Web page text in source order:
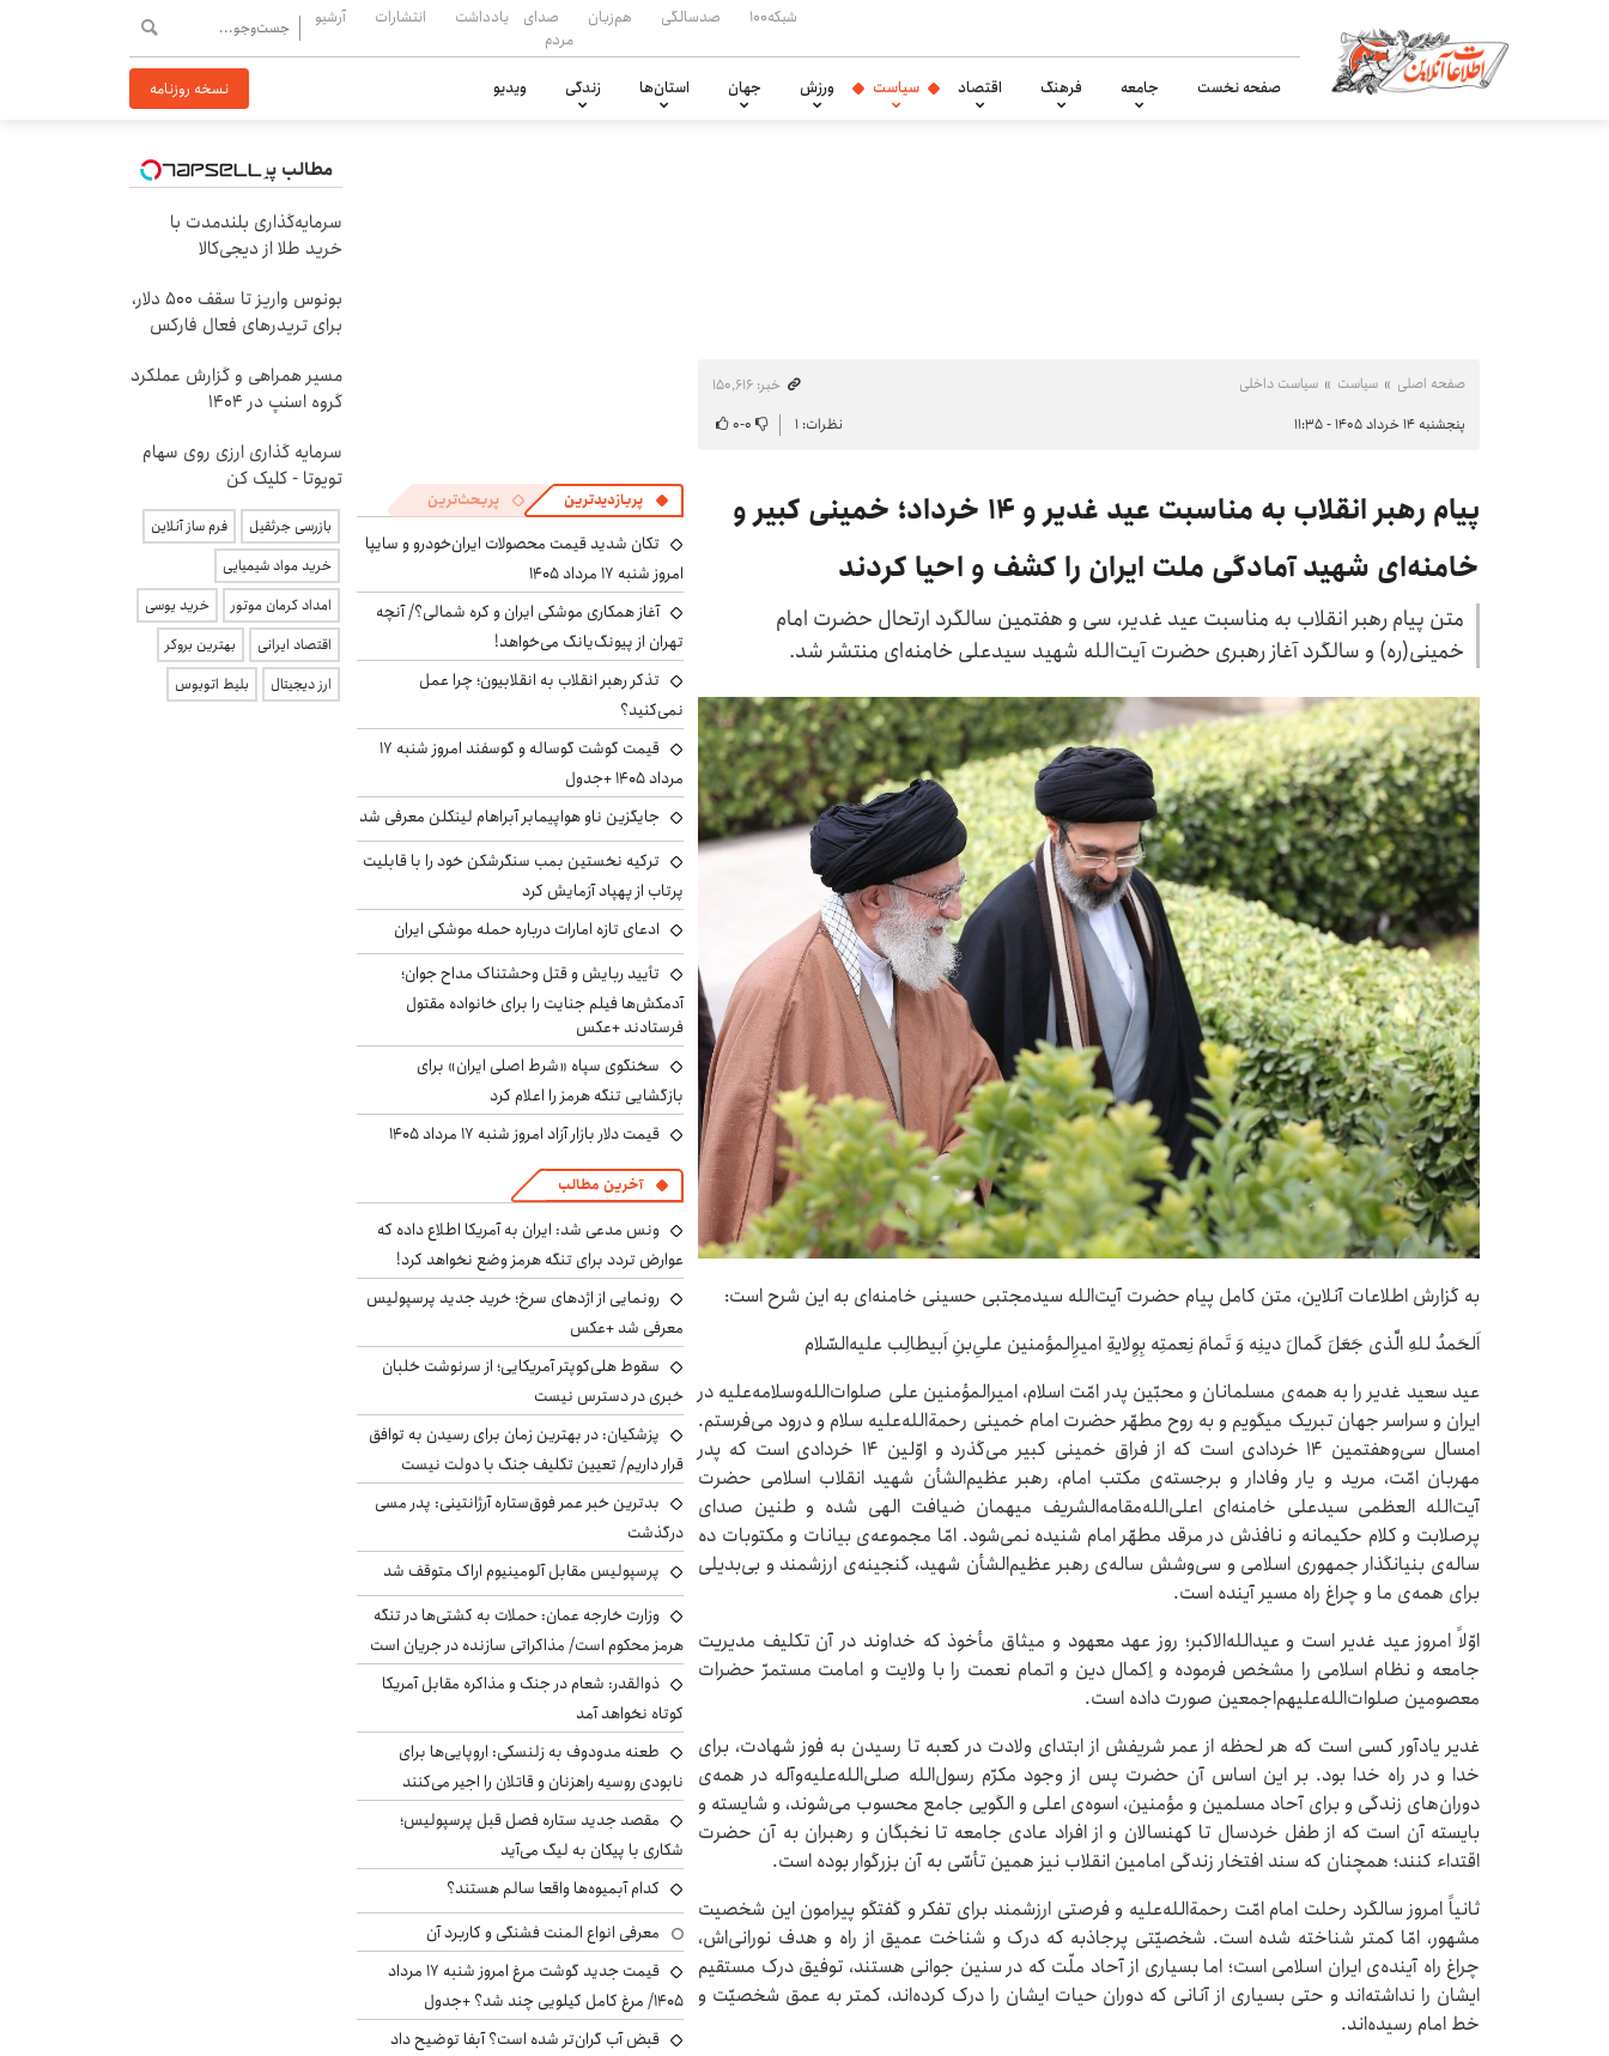
شبکه۱۰۰ صدسالگی هم‌زبان
صدای
مردم
یادداشت انتشارات آرشیو
صفحه نخست جامعه فرهنگ اقتصاد سیاست ورزش جهان استان‌ها زندگی ویدیو نسخه روزنامه
صفحه اصلی سیاست سیاست داخلی
خبر: ۱۵۰٬۶۱۶
پنجشنبه ۱۴ خرداد ۱۴۰۵ - ۱۱:۳۵
نظرات: ۱ ۰-۰
پیام رهبر انقلاب به مناسبت عید غدیر و ۱۴ خرداد؛ خمینی کبیر و
خامنه‌ای شهید آمادگی ملت ایران را کشف و احیا کردند
متن پیام رهبر انقلاب به مناسبت عید غدیر، سی و هفتمین سالگرد ارتحال حضرت امام
خمینی(ره) و سالگرد آغاز رهبری حضرت آیت‌الله شهید سیدعلی خامنه‌ای منتشر شد.
به گزارش اطلاعات آنلاین، متن کامل پیام حضرت آیت‌الله سیدمجتبی حسینی خامنه‌ای به این شرح است:
اَلحَمدُ للهِ الَّذی جَعَلَ کَمالَ دینِه وَ تَمامَ نِعمتِه بِوِلایةِ امیرِالمؤمنین علیِ‌بنِ اَبیطالِب علیه‌السّلام
عید سعید غدیر را به همه‌ی مسلمانان و محبّین پدر امّت اسلام، امیرالمؤمنین علی صلوات‌الله‌وسلامه‌علیه در
ایران و سراسر جهان تبریک میگویم و به روح مطهّر حضرت امام خمینی رحمة‌الله‌علیه سلام و درود می‌فرستم.
امسال سی‌وهفتمین ۱۴ خردادی است که از فراق خمینی کبیر می‌گذرد و اوّلین ۱۴ خردادی است که پدر
مهربان امّت، مرید و یار وفادار و برجسته‌ی مکتب امام، رهبر عظیم‌الشأن شهید انقلاب اسلامی حضرت
آیت‌الله العظمی سیدعلی خامنه‌ای اعلی‌الله‌مقامه‌الشریف میهمان ضیافت الهی شده و طنین صدای
پرصلابت و کلام حکیمانه و نافذش در مرقد مطهّر امام شنیده نمی‌شود. امّا مجموعه‌ی بیانات و مکتوبات ده‌
ساله‌ی بنیانگذار جمهوری اسلامی و سی‌وشش‌ ساله‌ی رهبر عظیم‌الشأن شهید، گنجینه‌ی ارزشمند و بی‌بدیلی
برای همه‌ی ما و چراغ راه مسیر آینده است.
اوّلاً امروز عید غدیر است و عیدالله‌الاکبر؛ روز عهد معهود و میثاق مأخوذ که خداوند در آن تکلیف مدیریت
جامعه و نظام اسلامی را مشخص فرموده و اِکمال دین و اتمام نعمت را با ولایت و امامت مستمرّ حضرات
معصومین صلوات‌الله‌علیهم‌اجمعین صورت داده است.
غدیر یادآور کسی است که هر لحظه از عمر شریفش از ابتدای ولادت در کعبه تا رسیدن به فوز شهادت، برای
خدا و در راه خدا بود. بر این اساس آن حضرت پس از وجود مکرّم رسول‌الله صلی‌الله‌علیه‌وآله در همه‌ی
دوران‌های زندگی و برای آحاد مسلمین و مؤمنین، اسوه‌ی اعلی و الگویی جامع محسوب می‌شوند، و شایسته و
بایسته آن است که از طفل خردسال تا کهنسالان و از افراد عادی جامعه تا نخبگان و رهبران به آن حضرت
اقتداء کنند؛ همچنان که سند افتخار زندگی امامین انقلاب نیز همین تأسّی به آن بزرگوار بوده است.
ثانیاً امروز سالگرد رحلت امام امّت رحمة‌الله‌علیه و فرصتی ارزشمند برای تفکر و گفتگو پیرامون این شخصیت
مشهور، امّا کمتر شناخته شده است. شخصیّتی پرجاذبه که درک و شناخت عمیق از راه و هدف نورانی‌اش،
چراغ راه آینده‌ی ایران اسلامی است؛ اما بسیاری از آحاد ملّت که در سنین جوانی هستند، توفیق درک مستقیم
ایشان را نداشته‌اند و حتی بسیاری از آنانی که دوران حیات ایشان را درک کرده‌اند، کمتر به عمق شخصیّت و
خط امام رسیده‌اند.
پربازدیدترین پربحث‌ترین
تکان شدید قیمت محصولات ایران‌خودرو و سایپا
امروز شنبه ۱۷ مرداد ۱۴۰۵
آغاز همکاری موشکی ایران و کره شمالی؟/ آنچه
تهران از پیونگ‌یانگ می‌خواهد!
تذکر رهبر انقلاب به انقلابیون؛ چرا عمل
نمی‌کنید؟
قیمت گوشت گوساله و گوسفند امروز شنبه ۱۷
مرداد ۱۴۰۵ +جدول
جایگزین ناو هواپیمابر آبراهام لینکلن معرفی شد
ترکیه نخستین بمب سنگرشکن خود را با قابلیت
پرتاب از پهپاد آزمایش کرد
ادعای تازه امارات درباره حمله موشکی ایران
تأیید ربایش و قتل وحشتناک مداح جوان؛
آدمکش‌ها فیلم جنایت را برای خانواده مقتول
فرستادند +عکس
سخنگوی سپاه «شرط اصلی ایران» برای
بازگشایی تنگه هرمز را اعلام کرد
قیمت دلار بازار آزاد امروز شنبه ۱۷ مرداد ۱۴۰۵
آخرین مطالب
ونس مدعی شد: ایران به آمریکا اطلاع داده که
عوارض تردد برای تنگه هرمز وضع نخواهد کرد!
رونمایی از اژدهای سرخ؛ خرید جدید پرسپولیس
معرفی شد +عکس
سقوط هلی‌کوپتر آمریکایی؛ از سرنوشت خلبان
خبری در دسترس نیست
پزشکیان‌: در بهترین زمان برای رسیدن به توافق
قرار داریم/ تعیین تکلیف جنگ با دولت نیست
بدترین خبر عمر فوق‌ستاره آرژانتینی: پدر مسی
درگذشت
پرسپولیس مقابل آلومینیوم اراک متوقف شد
وزارت خارجه عمان: حملات به کشتی‌ها در تنگه
هرمز محکوم است/ مذاکراتی سازنده در جریان است
ذوالقدر: شعام در جنگ و مذاکره مقابل آمریکا
کوتاه نخواهد آمد
طعنه مدودوف به زلنسکی: اروپایی‌ها برای
نابودی روسیه راهزنان و قاتلان را اجیر می‌کنند
مقصد جدید ستاره فصل قبل پرسپولیس؛
شکاری با پیکان به لیگ می‌آید
کدام آبمیوه‌ها واقعا سالم هستند؟
معرفی انواع المنت فشنگی و کاربرد آن
قیمت جدید گوشت مرغ امروز شنبه ۱۷ مرداد
۱۴۰۵/ مرغ کامل کیلویی چند شد؟ +جدول
قبض آب گران‌تر شده است؟ آبفا توضیح داد
مطالب پیشنهادی
سرمایه‌گذاری بلندمدت با
خرید طلا از دیجی‌کالا
بونوس واریز تا سقف 500 دلار،
برای تریدرهای فعال فارکس
مسیر همراهی و گزارش عملکرد
گروه اسنپ در ۱۴۰۴
سرمایه گذاری ارزی روی سهام
تویوتا - کلیک کن
بازرسی جرثقیل
فرم ساز آنلاین
خرید مواد شیمیایی
امداد کرمان موتور
خرید یوسی
اقتصاد ایرانی
بهترین بروکر
ارز دیجیتال
بلیط اتوبوس